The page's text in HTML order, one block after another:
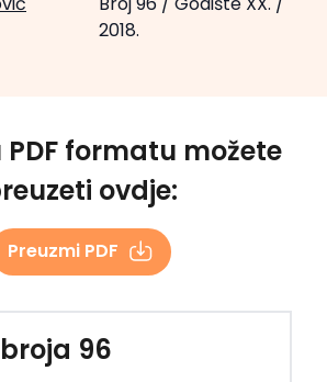
2018.
formatu možete
ovdje:
Preuzmi PDF
96